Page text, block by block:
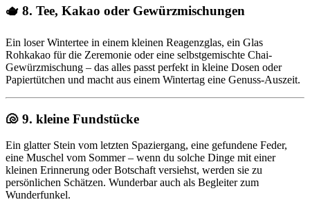
🫖 8. Tee, Kakao oder Gewürzmischungen
Ein loser Wintertee in einem kleinen Reagenzglas, ein Glas
Rohkakao für die Zeremonie oder eine selbstgemischte Chai-
Gewürzmischung – das alles passt perfekt in kleine Dosen oder
Papiertütchen und macht aus einem Wintertag eine Genuss-Auszeit.
🐚 9. kleine Fundstücke
Ein glatter Stein vom letzten Spaziergang, eine gefundene Feder,
eine Muschel vom Sommer – wenn du solche Dinge mit einer
kleinen Erinnerung oder Botschaft versiehst, werden sie zu
persönlichen Schätzen. Wunderbar auch als Begleiter zum
Wunderfunkel.